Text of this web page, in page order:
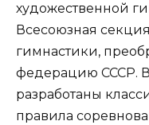
художественной
Всесоюзная
гимнастики,
федерацию СССР. В
разработаны
правила